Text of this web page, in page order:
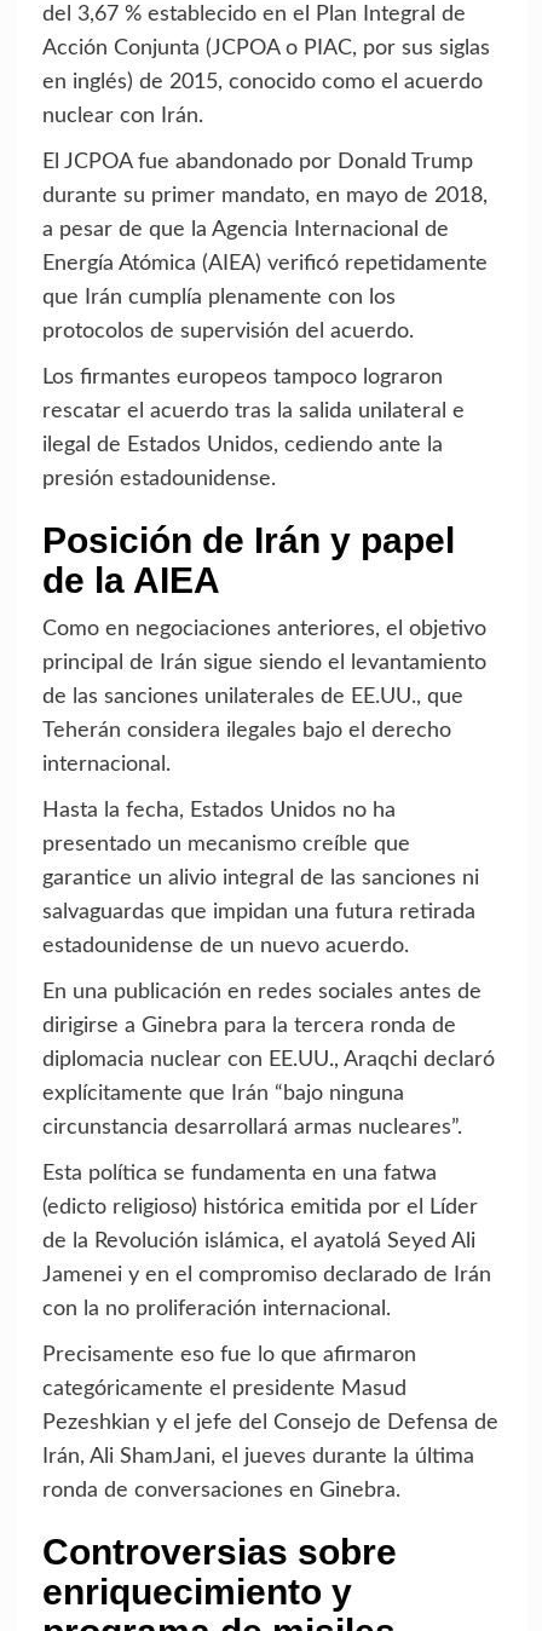
del 3,67 % establecido en el Plan Integral de
Acción Conjunta (JCPOA o PIAC, por sus siglas
en inglés) de 2015, conocido como el acuerdo
nuclear con Irán.
El JCPOA fue abandonado por Donald Trump
durante su primer mandato, en mayo de 2018,
a pesar de que la Agencia Internacional de
Energía Atómica (AIEA) verificó repetidamente
que Irán cumplía plenamente con los
protocolos de supervisión del acuerdo.
Los firmantes europeos tampoco lograron
rescatar el acuerdo tras la salida unilateral e
ilegal de Estados Unidos, cediendo ante la
presión estadounidense.
Posición de Irán y papel
de la AIEA
Como en negociaciones anteriores, el objetivo
principal de Irán sigue siendo el levantamiento
de las sanciones unilaterales de EE.UU., que
Teherán considera ilegales bajo el derecho
internacional.
Hasta la fecha, Estados Unidos no ha
presentado un mecanismo creíble que
garantice un alivio integral de las sanciones ni
salvaguardas que impidan una futura retirada
estadounidense de un nuevo acuerdo.
En una publicación en redes sociales antes de
dirigirse a Ginebra para la tercera ronda de
diplomacia nuclear con EE.UU., Araqchi declaró
explícitamente que Irán “bajo ninguna
circunstancia desarrollará armas nucleares”.
Esta política se fundamenta en una fatwa
(edicto religioso) histórica emitida por el Líder
de la Revolución islámica, el ayatolá Seyed Ali
Jamenei y en el compromiso declarado de Irán
con la no proliferación internacional.
Precisamente eso fue lo que afirmaron
categóricamente el presidente Masud
Pezeshkian y el jefe del Consejo de Defensa de
Irán, Ali ShamJani, el jueves durante la última
ronda de conversaciones en Ginebra.
Controversias sobre
enriquecimiento y